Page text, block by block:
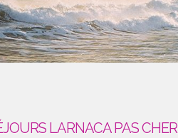
LARNACA PAS CHER